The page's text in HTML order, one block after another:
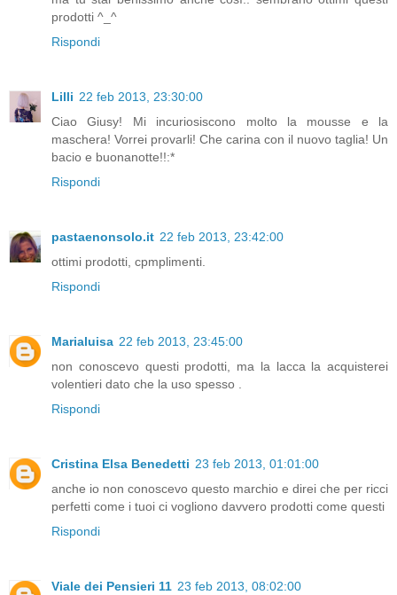
prodotti ^_^
Rispondi
Lilli 22 feb 2013, 23:30:00
Ciao Giusy! Mi incuriosiscono molto la mousse e la
maschera! Vorrei provarli! Che carina con il nuovo taglia! Un
bacio e buonanotte!!:*
Rispondi
pastaenonsolo.it 22 feb 2013, 23:42:00
ottimi prodotti, cpmplimenti.
Rispondi
Marialuisa 22 feb 2013, 23:45:00
non conoscevo questi prodotti, ma la lacca la acquisterei
volentieri dato che la uso spesso .
Rispondi
Cristina Elsa Benedetti 23 feb 2013, 01:01:00
anche io non conoscevo questo marchio e direi che per ricci
perfetti come i tuoi ci vogliono davvero prodotti come questi
Rispondi
Viale dei Pensieri 11 23 feb 2013, 08:02:00